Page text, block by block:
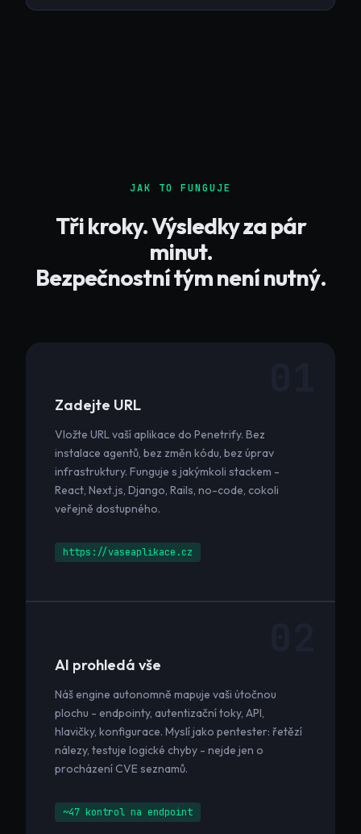
JAK TO FUNGUJE
Tři kroky. Výsledky za pár
minut.
Bezpečnostní tým není nutný.
Zadejte URL
Vložte URL vaší aplikace do Penetrify. Bez
instalace agentů, bez změn kódu, bez úprav
infrastruktury. Funguje s jakýmkoli stackem -
React, Next.js, Django, Rails, no-code, cokoli
veřejně dostupného.
https://vaseaplikace.cz
AI prohledá vše
Náš engine autonomně mapuje vaši útočnou
plochu - endpointy, autentizační toky, API,
hlavičky, konfigurace. Myslí jako pentester: řetězí
nálezy, testuje logické chyby - nejde jen o
procházení CVE seznamů.
~47 kontrol na endpoint